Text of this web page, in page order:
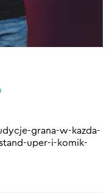
grana-w-kazda-
uper-i-komik-